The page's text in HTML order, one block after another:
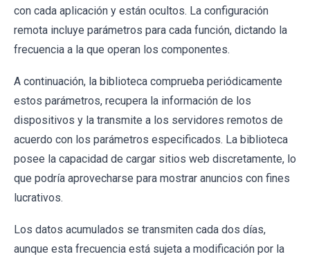
con cada aplicación y están ocultos. La configuración
remota incluye parámetros para cada función, dictando la
frecuencia a la que operan los componentes.
A continuación, la biblioteca comprueba periódicamente
estos parámetros, recupera la información de los
dispositivos y la transmite a los servidores remotos de
acuerdo con los parámetros especificados. La biblioteca
posee la capacidad de cargar sitios web discretamente, lo
que podría aprovecharse para mostrar anuncios con fines
lucrativos.
Los datos acumulados se transmiten cada dos días,
aunque esta frecuencia está sujeta a modificación por la